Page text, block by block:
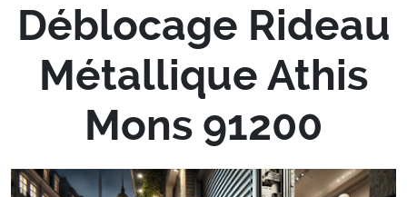
Déblocage Rideau
Métallique Athis
Mons 91200